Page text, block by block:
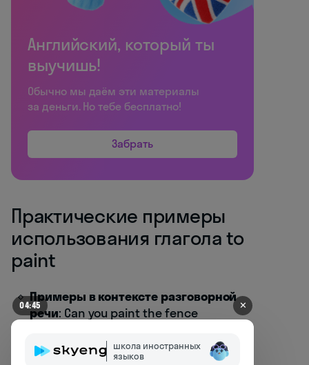
Английский, который ты
выучишь!
Обычно мы даём эти материалы
за деньги. Но тебе бесплатно!
Забрать
Практические примеры
использования глагола to
paint
Примеры в контексте разговорной
речи: Can you paint the fence
забор завтра?
04:42 ✕
школа иностранных
языков